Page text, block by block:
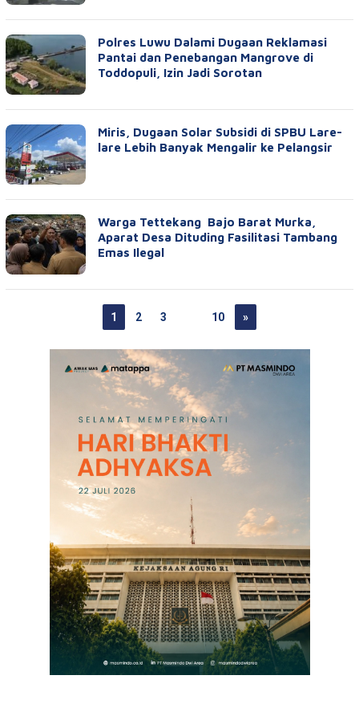
Polres Luwu Dalami Dugaan Reklamasi
Pantai dan Penebangan Mangrove di
Toddopuli, Izin Jadi Sorotan
Miris, Dugaan Solar Subsidi di SPBU Lare-
lare Lebih Banyak Mengalir ke Pelangsir
Warga Tettekang Bajo Barat Murka,
Aparat Desa Dituding Fasilitasi Tambang
Emas Ilegal
1 2 3 10 »